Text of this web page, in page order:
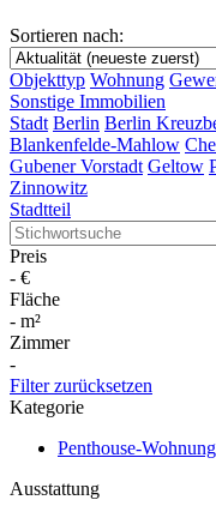
Sortieren nach:
Objekttyp Wohnung
Sonstige Immobilien
Stadt Berlin Berlin
Blankenfelde-Mahlow
Gubener Vorstadt Geltow
Zinnowitz
Stadtteil
Preis
- €
Fläche
- m²
Zimmer
-
Filter zurücksetzen
Kategorie
Penthouse-Wohnung
Ausstattung